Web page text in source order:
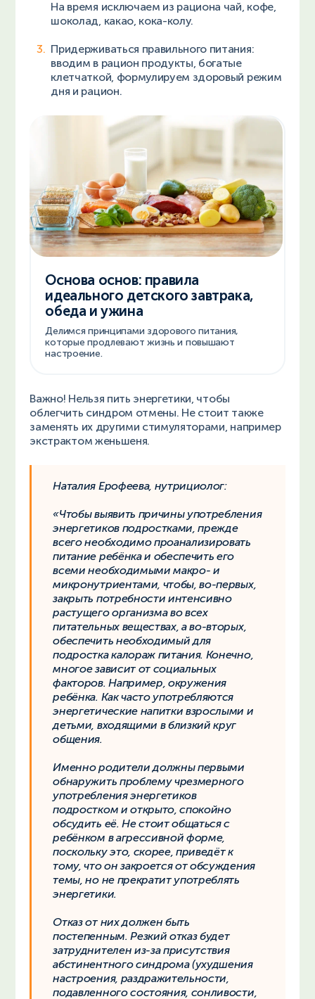
На время исключаем из рациона чай, кофе,
шоколад, какао, кока-колу.
Придерживаться правильного питания:
вводим в рацион продукты, богатые
клетчаткой, формулируем здоровый режим
дня и рацион.
Основа основ: правила
идеального детского завтрака,
обеда и ужина
Делимся принципами здорового питания,
которые продлевают жизнь и повышают
настроение.
Важно! Нельзя пить энергетики, чтобы
облегчить синдром отмены. Не стоит также
заменять их другими стимуляторами, например
экстрактом женьшеня.
Наталия Ерофеева, нутрициолог:
«Чтобы выявить причины употребления
энергетиков подростками, прежде
всего необходимо проанализировать
питание ребёнка и обеспечить его
всеми необходимыми макро- и
микронутриентами, чтобы, во-первых,
закрыть потребности интенсивно
растущего организма во всех
питательных веществах, а во-вторых,
обеспечить необходимый для
подростка калораж питания. Конечно,
многое зависит от социальных
факторов. Например, окружения
ребёнка. Как часто употребляются
энергетические напитки взрослыми и
детьми, входящими в близкий круг
общения.
Именно родители должны первыми
обнаружить проблему чрезмерного
употребления энергетиков
подростком и открыто, спокойно
обсудить её. Не стоит общаться с
ребёнком в агрессивной форме,
поскольку это, скорее, приведёт к
тому, что он закроется от обсуждения
темы, но не прекратит употреблять
энергетики.
Отказ от них должен быть
постепенным. Резкий отказ будет
затруднителен из-за присутствия
абстинентного синдрома (ухудшения
настроения, раздражительности,
подавленного состояния, сонливости,